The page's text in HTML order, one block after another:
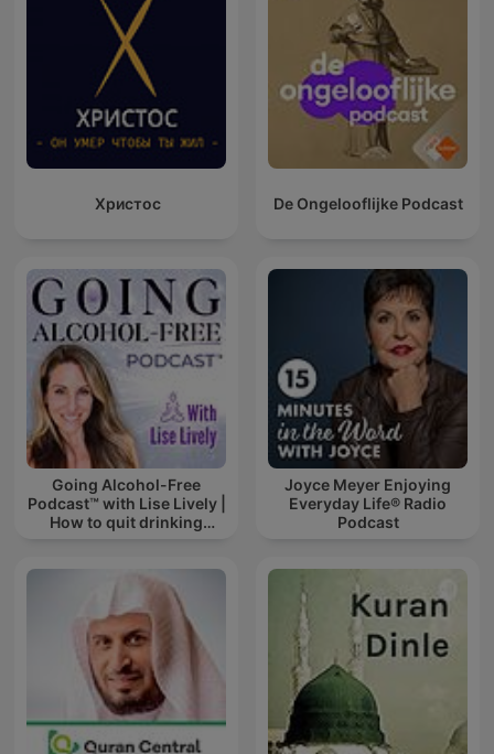
Христос De Ongelooflijke Podcast
Going Alcohol-Free
Podcast™ with Lise Lively |
How to quit drinking
Joyce Meyer Enjoying
Everyday Life® Radio
Podcast